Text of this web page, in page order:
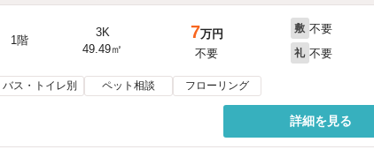
1階
3K
49.49㎡
7万円
不要
敷 不要
礼 不要
バス・トイレ別 ペット相談 フローリング
詳細を見る